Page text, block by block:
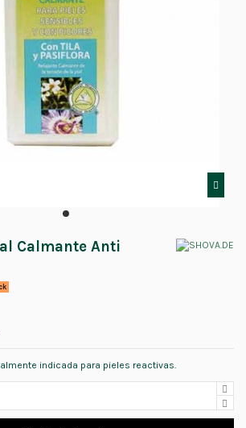
Calmante Anti
indicada para pieles reactivas.